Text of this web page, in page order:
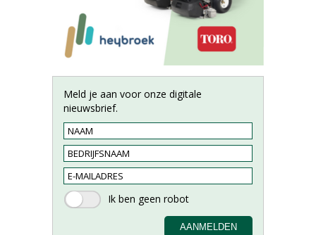
Meld je aan voor onze digitale
nieuwsbrief.